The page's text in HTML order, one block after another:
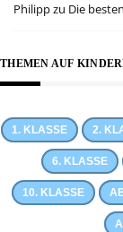
Philippzu Die
THEMEN AUF
1. KLASSE 2.
6. KLASSE
10. KLASSE